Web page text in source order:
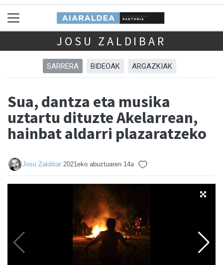
JOSU ZALDIBAR
SARRERA BIDEOAK ARGAZKIAK
Sua, dantza eta musika
uztartu dituzte Akelarrean,
hainbat aldarri plazaratzeko
Josu Zaldibar 2021eko abuztuaren 14a